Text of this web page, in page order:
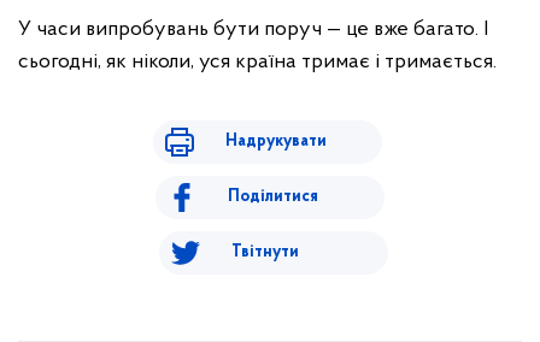
У часи випробувань бути поруч — це вже багато. І
сьогодні, як ніколи, уся країна тримає і тримається.
Надрукувати
Поділитися
Твітнути